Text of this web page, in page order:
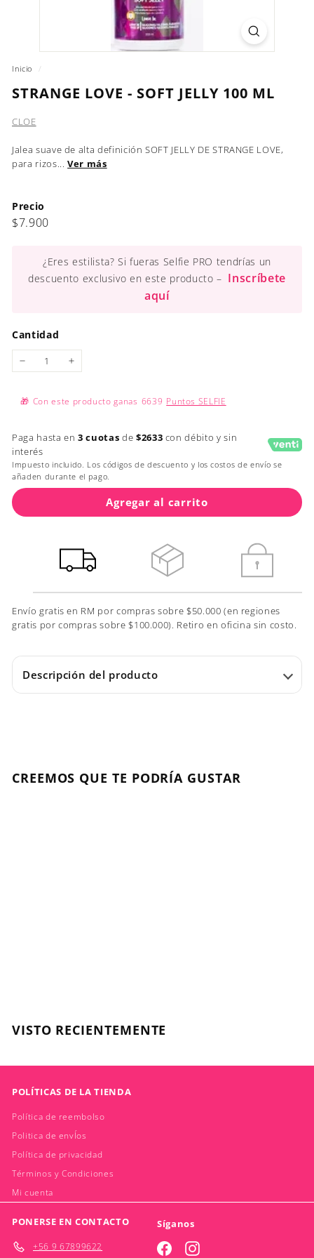
Inicio /
STRANGE LOVE - SOFT JELLY 100 ML
CLOE
Jalea suave de alta definición SOFT JELLY DE STRANGE LOVE,
para rizos... Ver más
Precio
Precio
$7.900$7.900
¿Eres estilista? Si fueras Selfie PRO tendrías un
descuento exclusivo en este producto – Inscríbete
aquí
Cantidad
+
🎁 Con este producto ganas 6639 Puntos SELFIE
Paga hasta en3 cuotas de $2633 con débito y sin
interés
Impuesto incluido. Los códigos de descuento y los costos de envío se
añaden durante el pago.
Agregar al carrito
Envío gratis en RM por compras sobre $50.000 (en regiones
gratis por compras sobre $100.000). Retiro en oficina sin costo.
Descripción del producto
CREEMOS QUE TE PODRÍA GUSTAR
0
VISTO RECIENTEMENTE
POLÍTICAS DE LA TIENDA
Política de reembolso
Politica de envÍos
Política de privacidad
Términos y Condiciones
Mi cuenta
PONERSE EN CONTACTO
+56 9 67899622
Síganos
FacebookInstagram